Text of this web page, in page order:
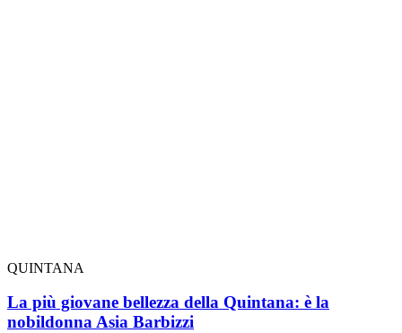
QUINTANA
La più giovane bellezza della Quintana: è la
nobildonna Asia Barbizzi